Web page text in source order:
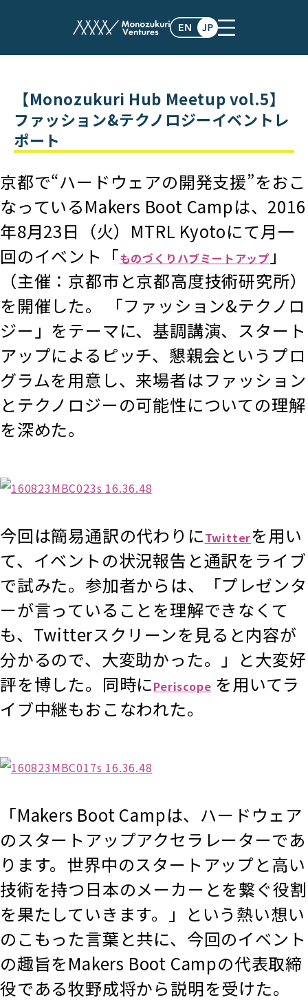
post
【Monozukuri Hub Meetup vol.5】
ファッション&テクノロジーイベントレ
ポート
京都で“ハードウェアの開発支援”をおこ
なっているMakers Boot Campは、2016
年8月23日（火）MTRL Kyotoにて月一
回のイベント「ものづくりハブミートアップ 」
（主催：京都市と京都高度技術研究所）
を開催した。 「ファッション&テクノロ
ジー」をテーマに、基調講演、スタート
アップによるピッチ、懇親会というプロ
グラムを用意し、来場者はファッション
とテクノロジーの可能性についての理解
を深めた。
今回は簡易通訳の代わりにTwitterを用い
て、イベントの状況報告と通訳をライブ
で試みた。参加者からは、「プレゼンタ
ーが言っていることを理解できなくて
も、Twitterスクリーンを見ると内容が
分かるので、大変助かった。」と大変好
評を博した。同時にPeriscope を用いてラ
イブ中継もおこなわれた。
「Makers Boot Campは、ハードウェア
のスタートアップアクセラレーターであ
ります。世界中のスタートアップと高い
技術を持つ日本のメーカーとを繋ぐ役割
を果たしていきます。」という熱い想い
のこもった言葉と共に、今回のイベント
の趣旨をMakers Boot Campの代表取締
役である牧野成将から説明を受けた。